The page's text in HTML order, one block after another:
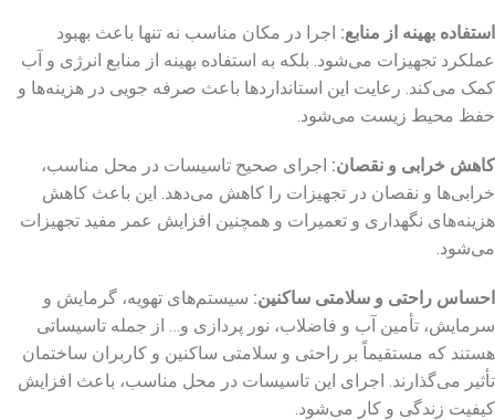
استفاده بهینه از منابع: اجرا در مکان مناسب نه تنها باعث بهبود
عملکرد تجهیزات می‌شود. بلکه به استفاده بهینه از منابع انرژی و آب
کمک می‌کند. رعایت این استانداردها باعث صرفه‌ جویی در هزینه‌ها و
حفظ محیط زیست می‌شود.
کاهش خرابی و نقصان: اجرای صحیح تاسیسات در محل مناسب،
خرابی‌ها و نقصان در تجهیزات را کاهش می‌دهد. این باعث کاهش
هزینه‌های نگهداری و تعمیرات و همچنین افزایش عمر مفید تجهیزات
می‌شود.
احساس راحتی و سلامتی ساکنین: سیستم‌های تهویه، گرمایش و
سرمایش، تأمین آب و فاضلاب، نور پردازی و… از جمله تاسیساتی
هستند که مستقیماً بر راحتی و سلامتی ساکنین و کاربران ساختمان
تأثیر می‌گذارند. اجرای این تاسیسات در محل مناسب، باعث افزایش
کیفیت زندگی و کار می‌شود.